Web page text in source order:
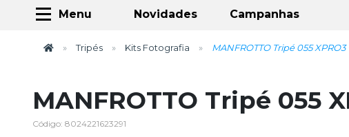
Menu Novidades Campanhas
Tripés Kits Fotografia MANFROTTO Tripé 055
MANFROTTO Tripé 055
Código: 8024221623291